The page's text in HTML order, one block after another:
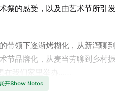
祭的感受，以及由艺术节所引发
带领下逐渐烤糊化，从新泻聊到
节品牌化，从麦当劳聊到乡村振
我们家里举办……
开Show Notes